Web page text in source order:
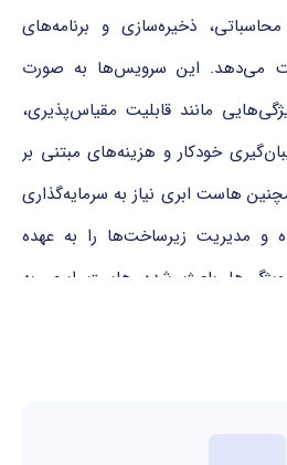
ذخیره‌سازی و برنامه‌های
می‌دهد. این سرویس‌ها به صورت
مانند قابلیت مقیاس‌پذیری،
خودکار و هزینه‌های مبتنی بر
هاست ابری نیاز به سرمایه‌گذاری
و مدیریت زیرساخت‌ها را به عهده
ویژگی‌ها باعث شده هاست ابری به